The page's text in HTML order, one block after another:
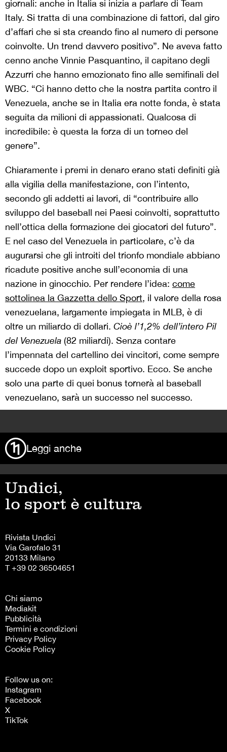
giornali: anche in Italia si inizia a parlare di Team
Italy. Si tratta di una combinazione di fattori, dal giro
d’affari che si sta creando fino al numero di persone
coinvolte. Un trend davvero positivo”. Ne aveva fatto
cenno anche Vinnie Pasquantino, il capitano degli
Azzurri che hanno emozionato fino alle semifinali del
WBC. “Ci hanno detto che la nostra partita contro il
Venezuela, anche se in Italia era notte fonda, è stata
seguita da milioni di appassionati. Qualcosa di
incredibile: è questa la forza di un torneo del
genere”.
Chiaramente i premi in denaro erano stati definiti già
alla vigilia della manifestazione, con l’intento,
secondo gli addetti ai lavori, di “contribuire allo
sviluppo del baseball nei Paesi coinvolti, soprattutto
nell’ottica della formazione dei giocatori del futuro”.
E nel caso del Venezuela in particolare, c’è da
augurarsi che gli introiti del trionfo mondiale abbiano
ricadute positive anche sull’economia di una
nazione in ginocchio. Per rendere l’idea: come
sottolinea la Gazzetta dello Sport, il valore della rosa
venezuelana, largamente impiegata in MLB, è di
oltre un miliardo di dollari. Cioè l’1,2% dell’intero Pil
del Venezuela (82 miliardi). Senza contare
l’impennata del cartellino dei vincitori, come sempre
succede dopo un exploit sportivo. Ecco. Se anche
solo una parte di quei bonus tornerà al baseball
venezuelano, sarà un successo nel successo.
Leggi anche
Undici,
lo sport è cultura
Rivista Undici
Via Garofalo 31
20133 Milano
T +39 02 36504651
Chi siamo
Mediakit
Pubblicità
Termini e condizioni
Privacy Policy
Cookie Policy
Follow us on:
Instagram
Facebook
X
TikTok